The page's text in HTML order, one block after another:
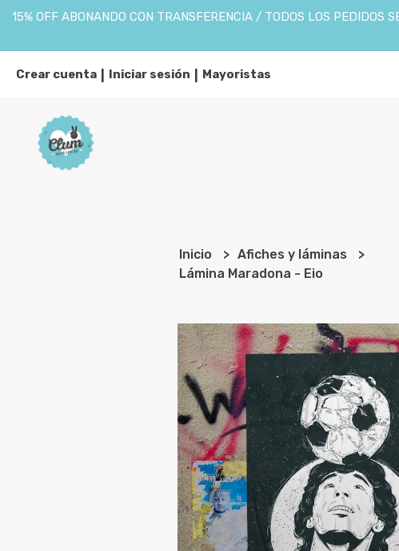
15% OFF ABONANDO CON TRANSFERENCIA / TODOS LOS PEDIDOS
Crear cuenta Iniciar sesión Mayoristas
Inicio
Afiches y láminas
Lámina Maradona - Eio